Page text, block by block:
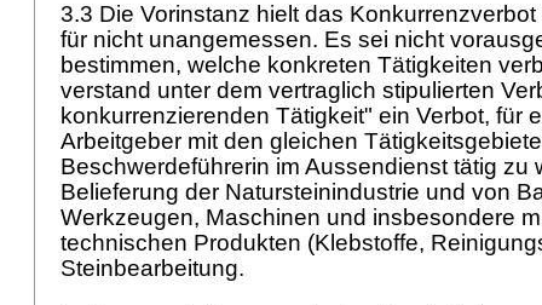
3.3 Die Vorinstanz hielt das
für nicht unangemessen. Es sei nicht
bestimmen, welche konkreten Tätigkeiten
verstand unter dem vertraglich stipulierten
konkurrenzierenden Tätigkeit" ein Verbot, für
Arbeitgeber mit den gleichen
Beschwerdeführerin im Aussendienst tätig zu
Belieferung der Natursteinindustrie und von
Werkzeugen, Maschinen und insbesondere
technischen Produkten (Klebstoffe,
Steinbearbeitung.